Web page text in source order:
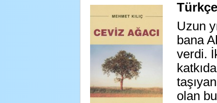
Uzun
bana
verdi.
olan